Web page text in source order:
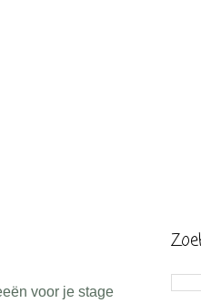
voor je stage